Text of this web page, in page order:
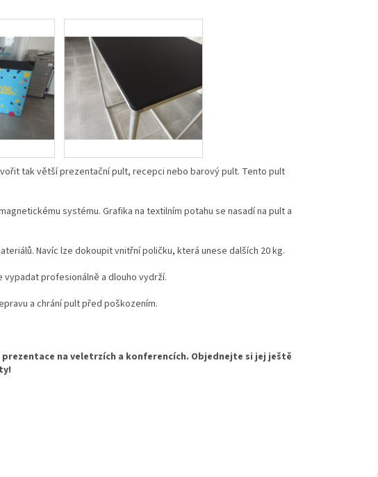
tak větší prezentační pult, recepci nebo barový pult. Tento pult
systému. Grafika na textilním potahu se nasadí na pult a
Navíc lze dokoupit vnitřní poličku, která unese dalších 20 kg.
profesionálně a dlouho vydrží.
a chrání pult před poškozením.
na veletrzích a konferencích. Objednejte si jej ještě